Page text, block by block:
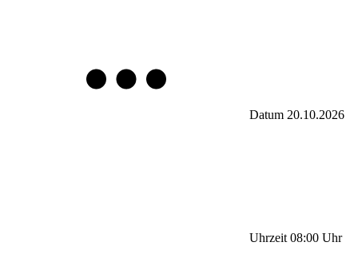
Datum 20.10.2026
Uhrzeit 08:00 Uhr